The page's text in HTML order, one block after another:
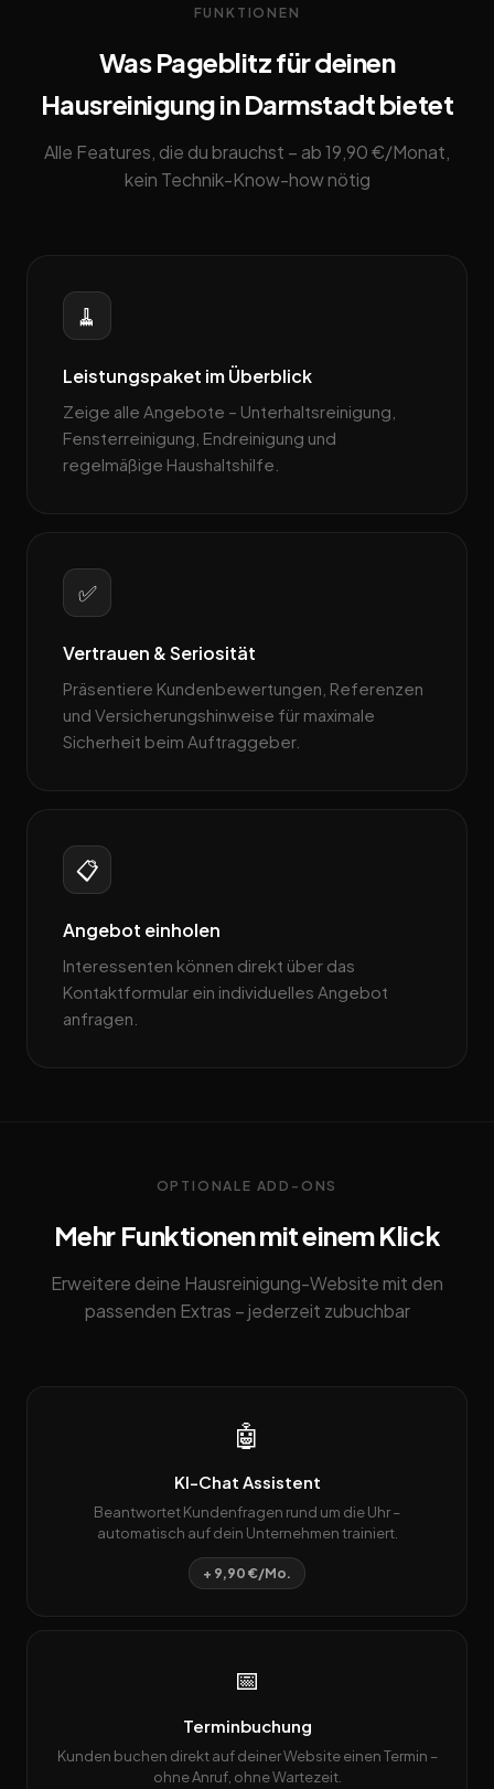
FUNKTIONEN
Was Pageblitz für deinen
Hausreinigung in Darmstadt bietet
Alle Features, die du brauchst – ab 19,90 €/Monat,
kein Technik-Know-how nötig
🧹
Leistungspaket im Überblick
Zeige alle Angebote – Unterhaltsreinigung,
Fensterreinigung, Endreinigung und
regelmäßige Haushaltshilfe.
✅
Vertrauen & Seriosität
Präsentiere Kundenbewertungen, Referenzen
und Versicherungshinweise für maximale
Sicherheit beim Auftraggeber.
📋
Angebot einholen
Interessenten können direkt über das
Kontaktformular ein individuelles Angebot
anfragen.
OPTIONALE ADD-ONS
Mehr Funktionen mit einem Klick
Erweitere deine Hausreinigung-Website mit den
passenden Extras – jederzeit zubuchbar
🤖
KI-Chat Assistent
Beantwortet Kundenfragen rund um die Uhr –
automatisch auf dein Unternehmen trainiert.
+ 9,90 €/Mo.
📅
Terminbuchung
Kunden buchen direkt auf deiner Website einen Termin –
ohne Anruf, ohne Wartezeit.